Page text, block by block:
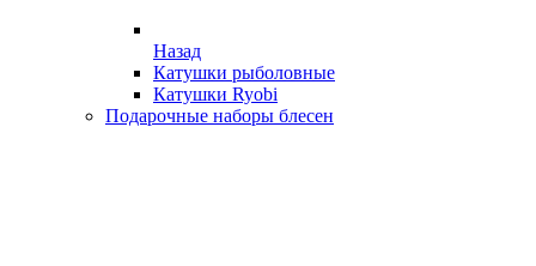
Назад
Катушки рыболовные
Катушки Ryobi
Подарочные наборы блесен